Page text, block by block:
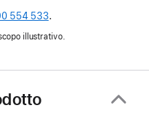
554 533.
illustrativo.